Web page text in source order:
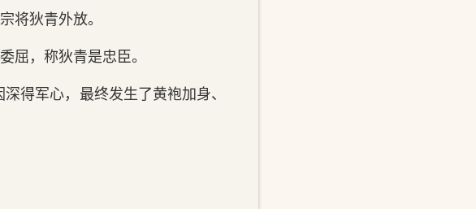
将狄青外放。
屈，称狄青是忠臣。
得军心，最终发生了黄袍加身、